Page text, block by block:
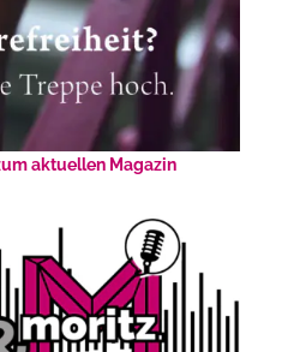
aktuellen Magazin